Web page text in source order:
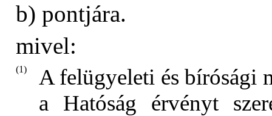
b) pontjára.
mivel:
(1)
A felügyeleti és bírósági
a Hatóság érvényt